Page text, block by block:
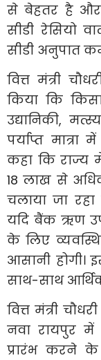
से बेहतर है और
सीडी रेसियो
सीडी अनुपात
वित्त मंत्री
किया कि
उद्यानिकी,
पर्याप्त
कहा कि राज्य
18 लाख से
चलाया जा
यदि बैंक ऋण
के लिए
आसानी
साथ-साथ
वित्त मंत्री
नवा रायपुर
प्रारंभ करने